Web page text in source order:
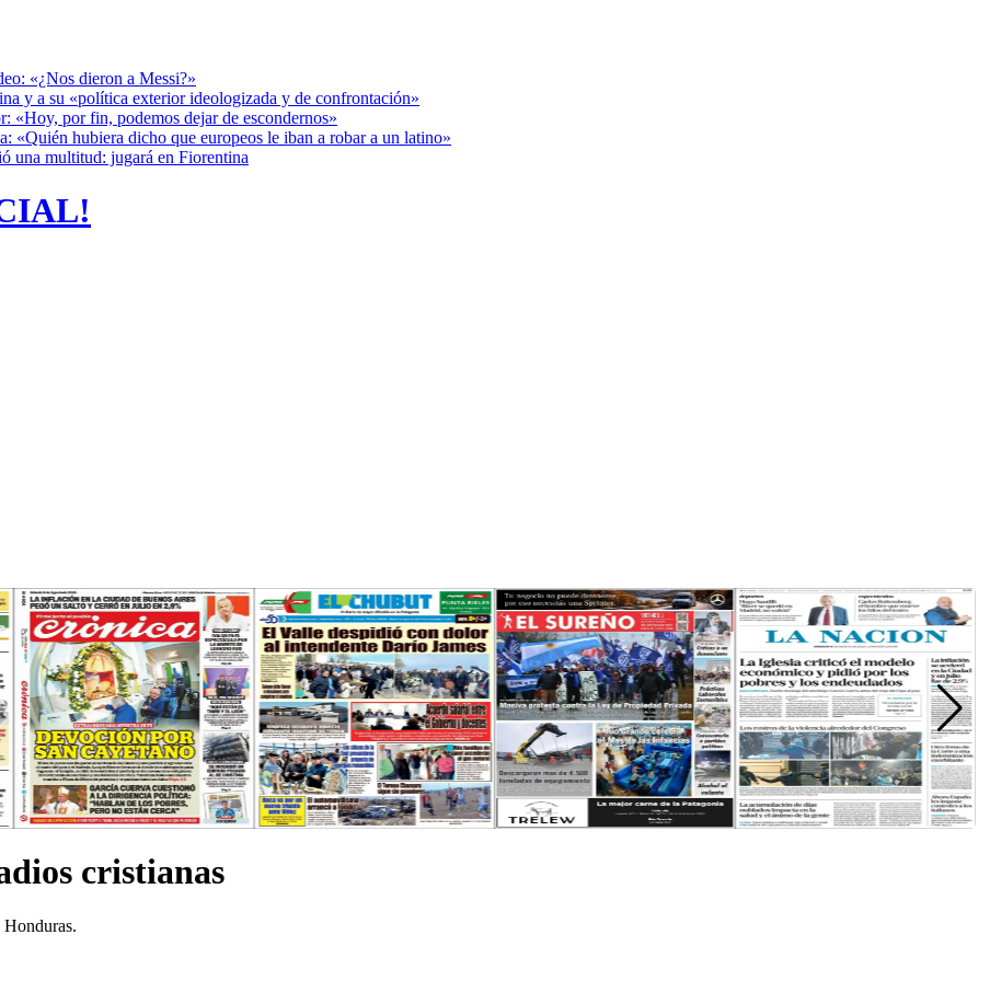
«¿Nos dieron a Messi?»
y a su «política exterior ideologizada y de confrontación»
«Hoy, por fin, podemos dejar de escondernos»
hubiera dicho que europeos le iban a robar a un latino»
una multitud: jugará en Fiorentina
cristianas
Honduras.